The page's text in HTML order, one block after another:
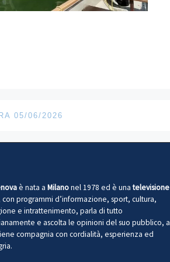
articoli
05/06/2026
è nata a Milanonel 1978 ed è unatelevisione
con programmi d’informazione, sport, cultura,
e intrattenimento, parla di tutto
e ascolta le opinioni del suo pubblico, a
compagnia con cordialità, esperienza ed